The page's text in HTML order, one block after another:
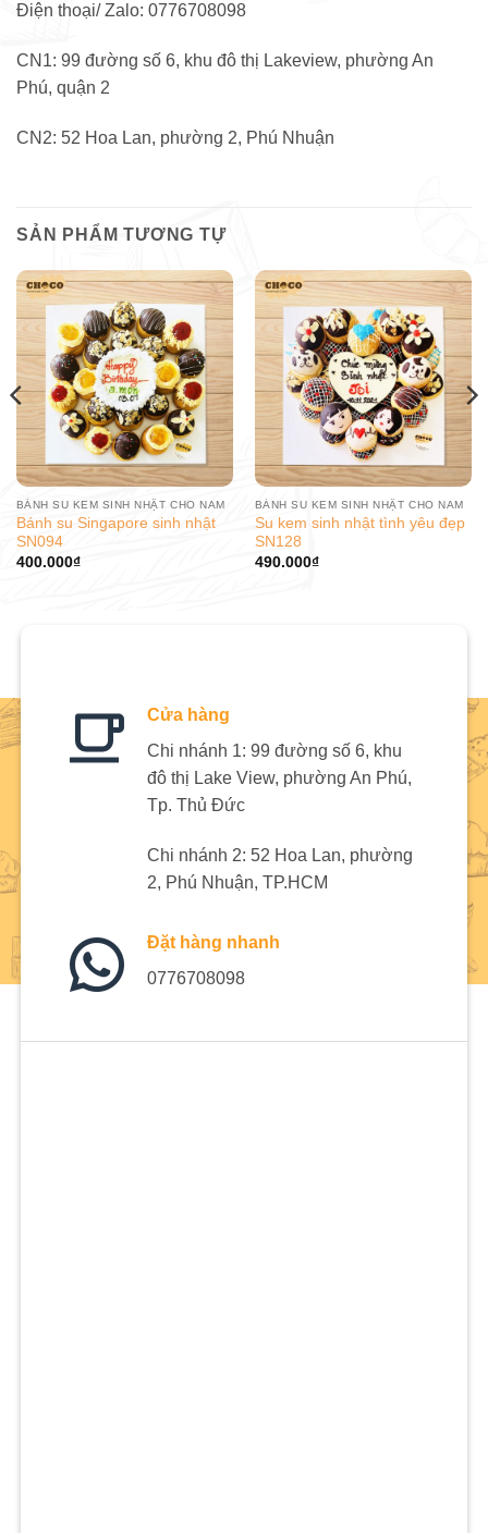
Điện thoại/ Zalo: 0776708098
CN1: 99 đường số 6, khu đô thị Lakeview, phường An
Phú, quận 2
CN2: 52 Hoa Lan, phường 2, Phú Nhuận
SẢN PHẨM TƯƠNG TỰ
BÁNH SU KEM SINH NHẬT CHO NAM
Bánh su Singapore sinh nhật
SN094
400.000₫
BÁNH SU KEM SINH NHẬT CHO NAM
Su kem sinh nhật tình yêu đẹp
SN128
490.000₫
Cửa hàng
Chi nhánh 1: 99 đường số 6, khu
đô thị Lake View, phường An Phú,
Tp. Thủ Đức
Chi nhánh 2: 52 Hoa Lan, phường
2, Phú Nhuận, TP.HCM
Đặt hàng nhanh
0776708098